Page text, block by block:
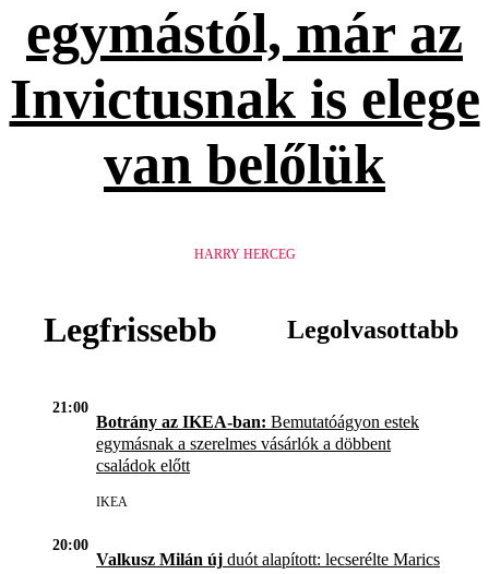
egymástól, már az
Invictusnak is elege
van belőlük
HARRY HERCEG
Legfrissebb Legolvasottabb
21:00
Botrány az IKEA-ban: Bemutatóágyon estek
egymásnak a szerelmes vásárlók a döbbent
családok előtt
IKEA
20:00
Valkusz Milán új duót alapított: lecserélte Marics